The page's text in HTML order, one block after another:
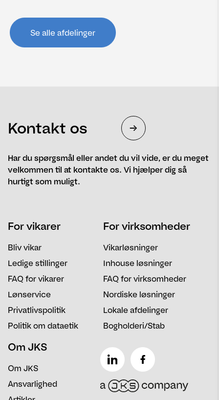
Se alle afdelinger
Kontakt os
Har du spørgsmål eller andet du vil vide, er du meget
velkommen til at kontakte os. Vi hjælper dig så
hurtigt som muligt.
Email Postnummer
Besked
For vikarer
Bliv vikar
Ledige stillinger
FAQ for vikarer
Lønservice
Privatlivspolitik
Politik om dataetik
For virksomheder
Vikarløsninger
Inhouse løsninger
FAQ for virksomheder
Nordiske løsninger
Lokale afdelinger
Bogholderi/Stab
Om JKS
Om JKS
Ansvarlighed